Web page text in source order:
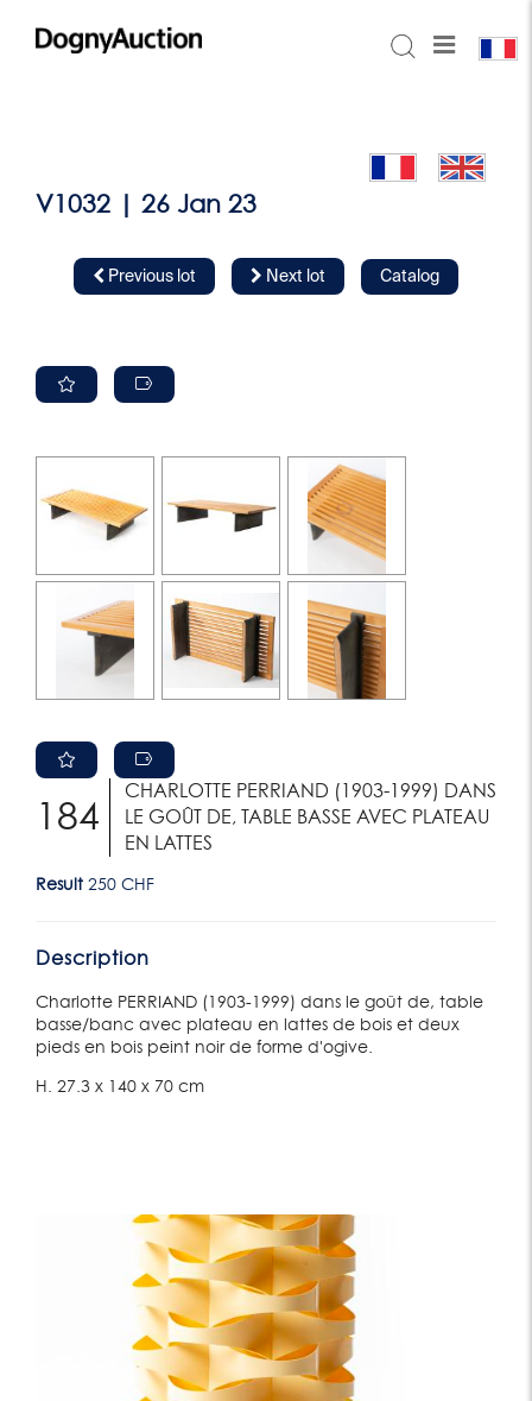
V1032 | 26 Jan 23
Previous lot Next lot Catalog
184
CHARLOTTE PERRIAND (1903-1999) DANS
LE GOÛT DE, TABLE BASSE AVEC PLATEAU
EN LATTES
Result 250 CHF
Description
Charlotte PERRIAND (1903-1999) dans le goût de, table
basse/banc avec plateau en lattes de bois et deux
pieds en bois peint noir de forme d'ogive.
H. 27.3 x 140 x 70 cm